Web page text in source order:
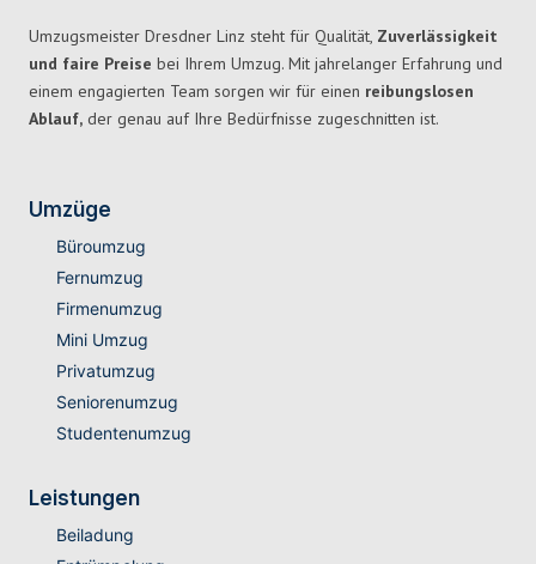
Umzugsmeister Dresdner Linz steht für Qualität, Zuverlässigkeit
und faire Preise bei Ihrem Umzug. Mit jahrelanger Erfahrung und
einem engagierten Team sorgen wir für einen reibungslosen
Ablauf, der genau auf Ihre Bedürfnisse zugeschnitten ist.
Umzüge
Büroumzug
Fernumzug
Firmenumzug
Mini Umzug
Privatumzug
Seniorenumzug
Studentenumzug
Leistungen
Beiladung